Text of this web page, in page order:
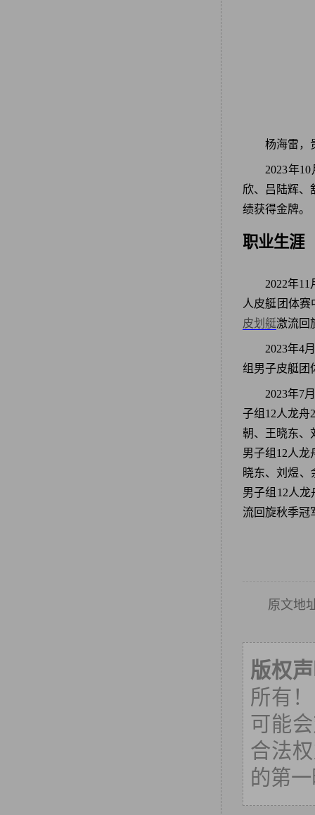
杨海雷，
2023年
欣、吕陆辉、
绩获得金牌。
职业生涯
2022年
人皮艇团体赛
皮划艇激流回
2023年4
组男子皮艇团
2023年7
子组12人龙舟
朝、王晓东、
男子组12人
晓东、刘煜、
男子组12人龙
流回旋秋季冠
原文地
版权
所有
可能
合法
的第